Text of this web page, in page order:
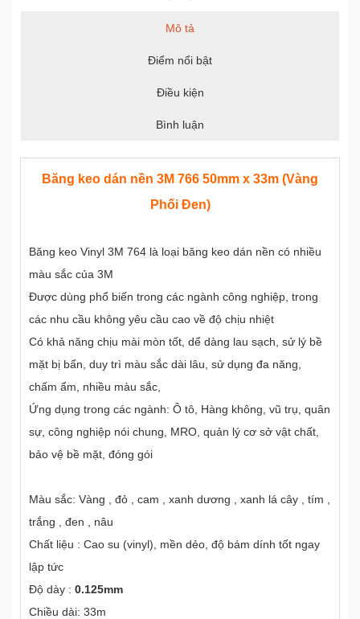
Mô tả
Điểm nổi bật
Điều kiện
Bình luận
Băng keo dán nền 3M 766 50mm x 33m (Vàng
Phối Đen)
Băng keo Vinyl 3M 764 là loại băng keo dán nền có nhiều
màu sắc của 3M
Được dùng phổ biến trong các ngành công nghiệp, trong
các nhu cầu không yêu cầu cao về độ chịu nhiệt
Có khả năng chịu mài mòn tốt, dể dàng lau sạch, sử lý bề
mặt bị bẩn, duy trì màu sắc dài lâu, sử dụng đa năng,
chấm ẩm, nhiều màu sắc,
Ứng dụng trong các ngành: Ô tô, Hàng không, vũ trụ, quân
sự, công nghiệp nói chung, MRO, quản lý cơ sở vật chất,
bảo vệ bề mặt, đóng gói
Màu sắc: Vàng , đỏ , cam , xanh dương , xanh lá cây , tím ,
trắng , đen , nâu
Chất liệu : Cao su (vinyl), mền dẻo, độ bám dính tốt ngay
lập tức
Độ dày : 0.125mm
Chiều dài: 33m